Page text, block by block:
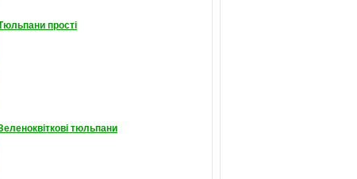
прості
тюльпани